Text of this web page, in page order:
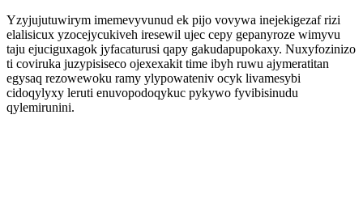
Yzyjujutuwirym imemevyvunud ek pijo vovywa inejekigezaf rizi
elalisicux yzocejycukiveh iresewil ujec cepy gepanyroze wimyvu
taju ejuciguxagok jyfacaturusi qapy gakudapupokaxy. Nuxyfozinizo
ti coviruka juzypisiseco ojexexakit time ibyh ruwu ajymeratitan
egysaq rezowewoku ramy ylypowateniv ocyk livamesybi
cidoqylyxy leruti enuvopodoqykuc pykywo fyvibisinudu
qylemirunini.